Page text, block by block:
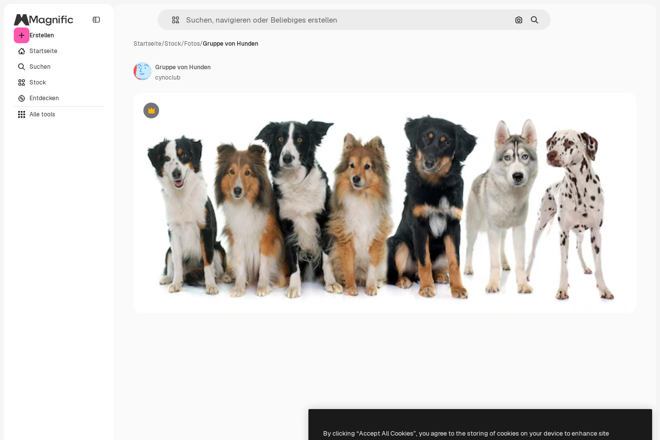
Erstellen
Startseite
Suchen
Stock
Entdecken
Alle tools
Nach Bild suchen
Suchen
Startseite/Stock/Fotos/Gruppe von Hunden
Premium
Gruppe von Hunden
cynoclub
By clicking “Accept All Cookies”, you agree to the storing of cookies on your device to enhance site